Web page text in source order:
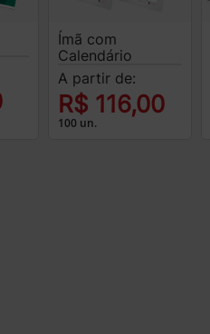
Ímã com
Calendário
A partir de:
R$ 116,00
100 un.